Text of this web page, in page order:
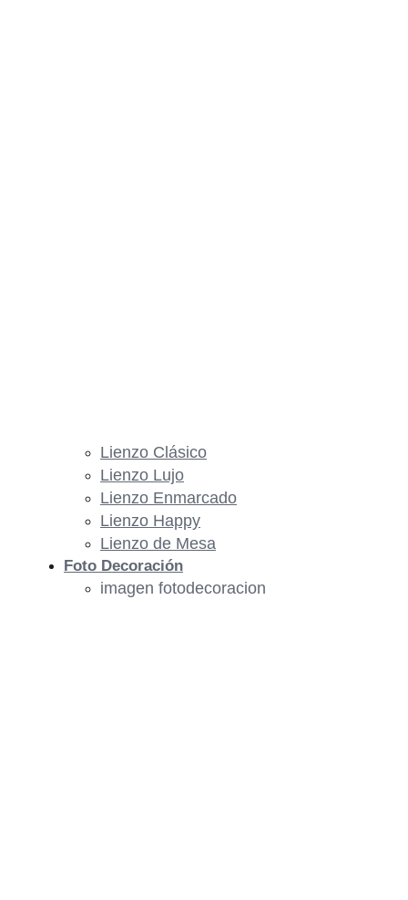
Lienzo Clásico
Lienzo Lujo
Lienzo Enmarcado
Lienzo Happy
Lienzo de Mesa
Foto Decoración
imagen fotodecoracion